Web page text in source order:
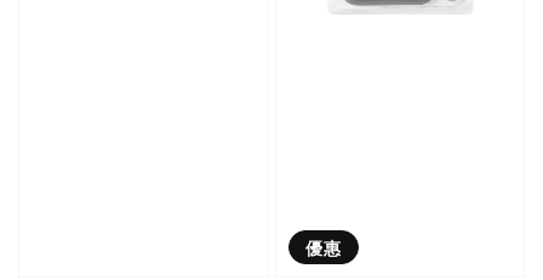
優惠